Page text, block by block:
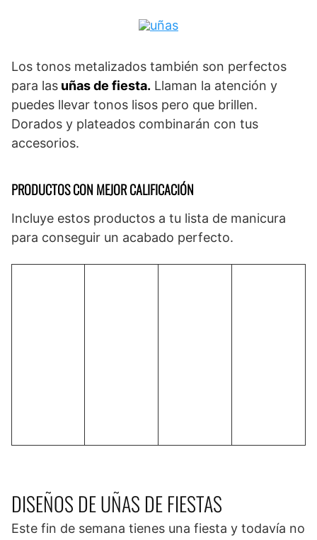
Los tonos metalizados también son perfectos
para las uñas de fiesta. Llaman la atención y
puedes llevar tonos lisos pero que brillen.
Dorados y plateados combinarán con tus
accesorios.
PRODUCTOS CON MEJOR CALIFICACIÓN
Incluye estos productos a tu lista de manicura
para conseguir un acabado perfecto.
DISEÑOS DE UÑAS DE FIESTAS
Este fin de semana tienes una fiesta y todavía no